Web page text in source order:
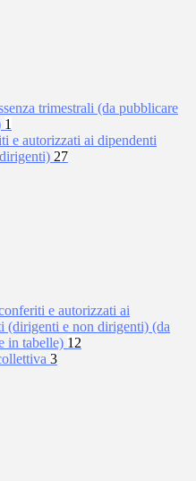
trimestrali (da pubblicare
1
e autorizzati ai dipendenti
27
e autorizzati ai
(dirigenti e non dirigenti) (da
in tabelle) 12
3